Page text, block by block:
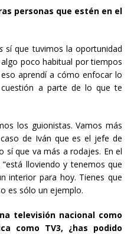
personas que estén en el
sí que tuvimos la oportunidad
poco habitual por tiempos
aprendí a cómo enfocar lo
a parte de lo que te
los guionistas. Vamos más
de Iván que es el jefe de
sí que va más a rodajes. En el
lloviendo y tenemos que
interior para hoy. Tienes que
es sólo un ejemplo.
televisión nacional como
como TV3, ¿has podido